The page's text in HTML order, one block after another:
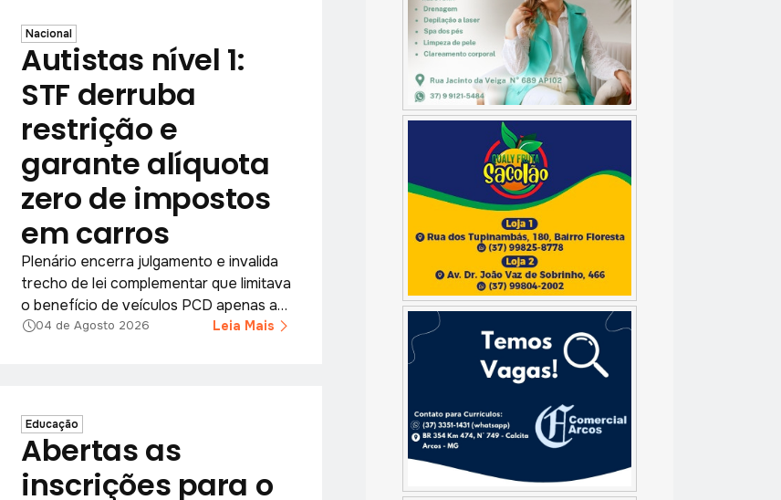
Nacional
Autistas nível 1:
STF derruba
restrição e
garante alíquota
zero de impostos
em carros
Plenário encerra julgamento e invalida
trecho de lei complementar que limitava
o benefício de veículos PCD apenas a
casos graves; decisão vale para todo o
04 de Agosto 2026 Leia Mais
Educação
Abertas as
inscrições para o